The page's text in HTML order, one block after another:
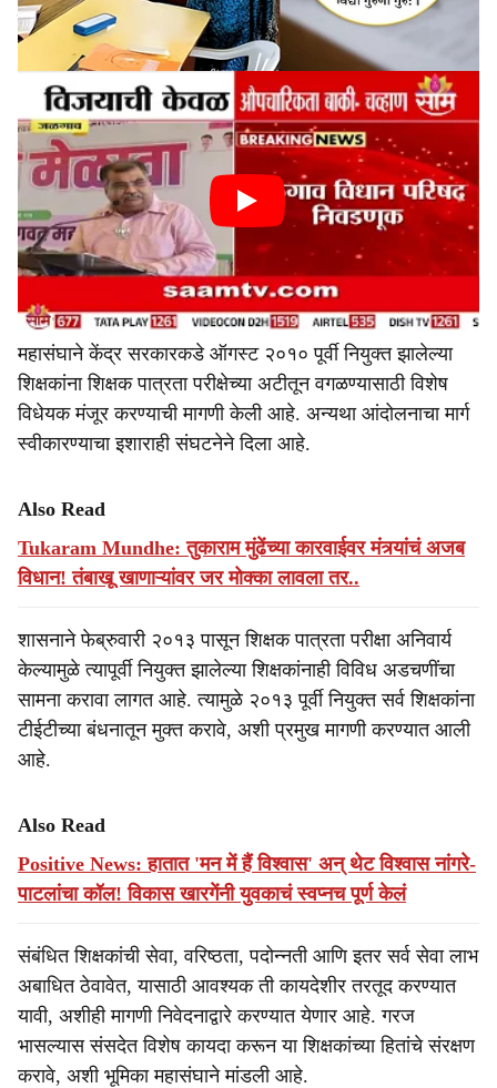
येणार आहे.
महासंघाने केंद्र सरकारकडे ऑगस्ट २०१० पूर्वी नियुक्त झालेल्या
शिक्षकांना शिक्षक पात्रता परीक्षेच्या अटीतून वगळण्यासाठी विशेष
विधेयक मंजूर करण्याची मागणी केली आहे. अन्यथा आंदोलनाचा मार्ग
स्वीकारण्याचा इशाराही संघटनेने दिला आहे.
Also Read
Tukaram Mundhe: तुकाराम मुंढेंच्या कारवाईवर मंत्र्यांचं अजब
विधान! तंबाखू खाणाऱ्यांवर जर मोक्का लावला तर..
शासनाने फेब्रुवारी २०१३ पासून शिक्षक पात्रता परीक्षा अनिवार्य
केल्यामुळे त्यापूर्वी नियुक्त झालेल्या शिक्षकांनाही विविध अडचणींचा
सामना करावा लागत आहे. त्यामुळे २०१३ पूर्वी नियुक्त सर्व शिक्षकांना
टीईटीच्या बंधनातून मुक्त करावे, अशी प्रमुख मागणी करण्यात आली
आहे.
Also Read
Positive News: हातात 'मन में हैं विश्वास' अन् थेट विश्वास नांगरे-
पाटलांचा कॉल! विकास खारगेंनी युवकाचं स्वप्नच पूर्ण केलं
संबंधित शिक्षकांची सेवा, वरिष्ठता, पदोन्नती आणि इतर सर्व सेवा लाभ
अबाधित ठेवावेत, यासाठी आवश्यक ती कायदेशीर तरतूद करण्यात
यावी, अशीही मागणी निवेदनाद्वारे करण्यात येणार आहे. गरज
भासल्यास संसदेत विशेष कायदा करून या शिक्षकांच्या हितांचे संरक्षण
करावे, अशी भूमिका महासंघाने मांडली आहे.